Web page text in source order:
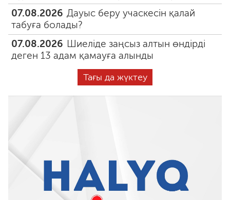
07.08.2026 Дауыс беру учаскесін қалай
табуға болады?
07.08.2026 Шиеліде заңсыз алтын өндірді
деген 13 адам қамауға алынды
Тағы да жүктеу